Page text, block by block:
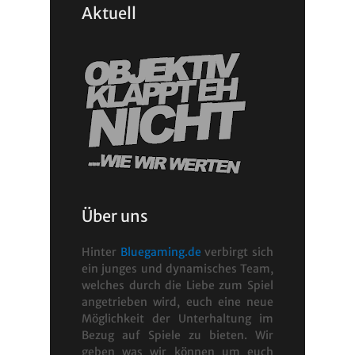
Aktuell
Über uns
Hinter Bluegaming.de verbirgt sich
ein junges und dynamisches Team,
welches durch die Liebe zum Spiel
angetrieben wird, euch eine neue
Möglichkeit der Unterhaltung im
Bezug auf Spiele zu bieten. Wir
geben was wir können um euch